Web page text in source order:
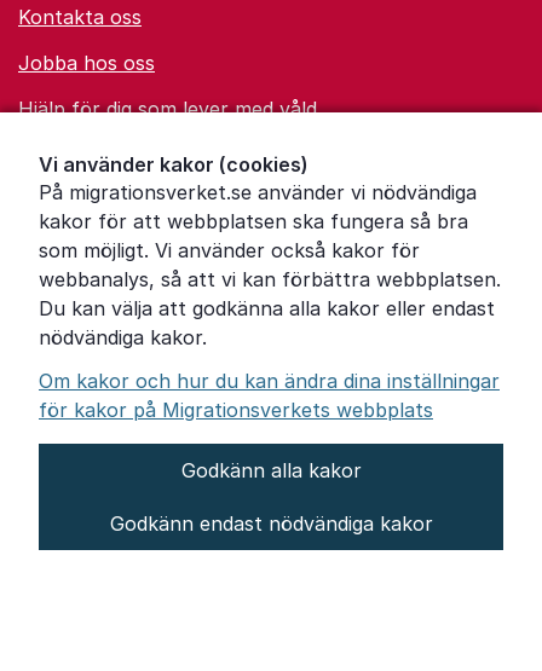
Vi använder kakor (cookies)
På migrationsverket.se använder vi nödvändiga
kakor för att webbplatsen ska fungera så bra
som möjligt. Vi använder också kakor för
webbanalys, så att vi kan förbättra webbplatsen.
Du kan välja att godkänna alla kakor eller endast
nödvändiga kakor.
Om kakor och hur du kan ändra dina inställningar
för kakor på Migrationsverkets webbplats
Godkänn alla kakor
Godkänn endast nödvändiga kakor
Kontakta oss
Jobba hos oss
Hjälp för dig som lever med våld
Ordförklaringar
Om Migrationsverket
Pressrum
Tillgänglighetsredogörelse
Other languages
Behandling av personuppgifter